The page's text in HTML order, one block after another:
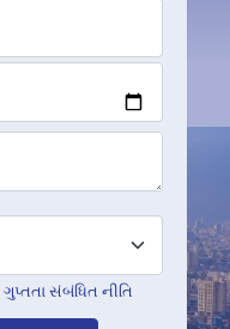
ગુપ્તતા સંબંધિત નીતિ